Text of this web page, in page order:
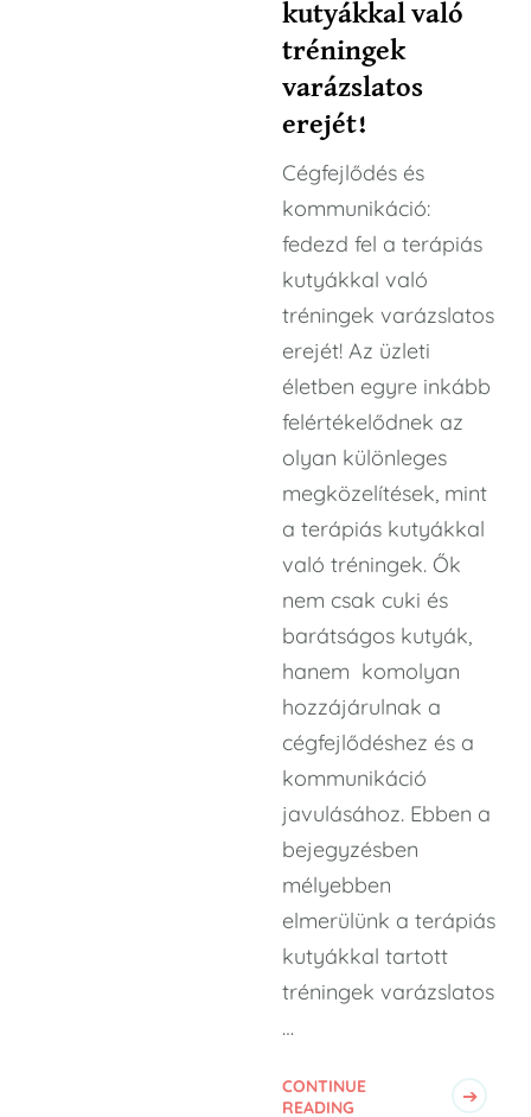
kutyákkal való
tréningek
varázslatos
erejét!
Cégfejlődés és
kommunikáció:
fedezd fel a terápiás
kutyákkal való
tréningek varázslatos
erejét! Az üzleti
életben egyre inkább
felértékelődnek az
olyan különleges
megközelítések, mint
a terápiás kutyákkal
való tréningek. Ők
nem csak cuki és
barátságos kutyák,
hanem komolyan
hozzájárulnak a
cégfejlődéshez és a
kommunikáció
javulásához. Ebben a
bejegyzésben
mélyebben
elmerülünk a terápiás
kutyákkal tartott
tréningek varázslatos
…
CONTINUE
READING